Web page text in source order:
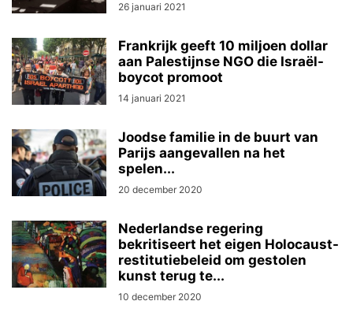
26 januari 2021
Frankrijk geeft 10 miljoen dollar
aan Palestijnse NGO die Israël-
boycot promoot
14 januari 2021
Joodse familie in de buurt van
Parijs aangevallen na het
spelen...
20 december 2020
Nederlandse regering
bekritiseert het eigen Holocaust-
restitutiebeleid om gestolen
kunst terug te...
10 december 2020